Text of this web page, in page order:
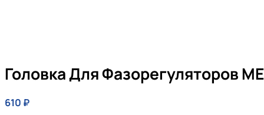
Головка Для Фазорегуляторов
610 ₽